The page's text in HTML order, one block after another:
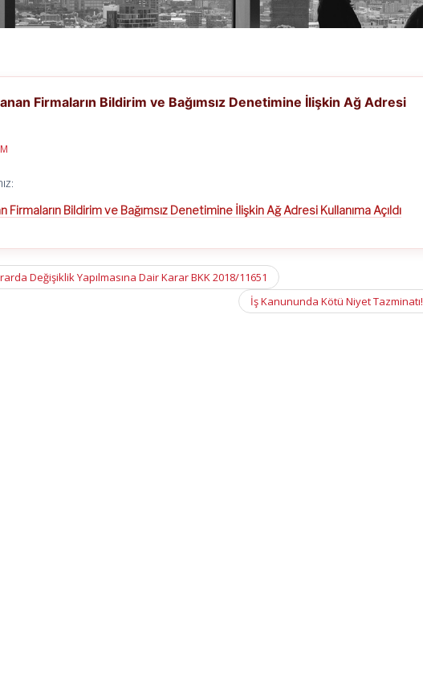
Firmaların Bildirim ve Bağımsız Denetimine İlişkin Ağ Adresi
Firmaların Bildirim ve Bağımsız Denetimine İlişkin Ağ Adresi Kullanıma Açıldı
Değişiklik Yapılmasına Dair Karar BKK 2018/11651
İş Kanununda Kötü Niyet Tazminatı!